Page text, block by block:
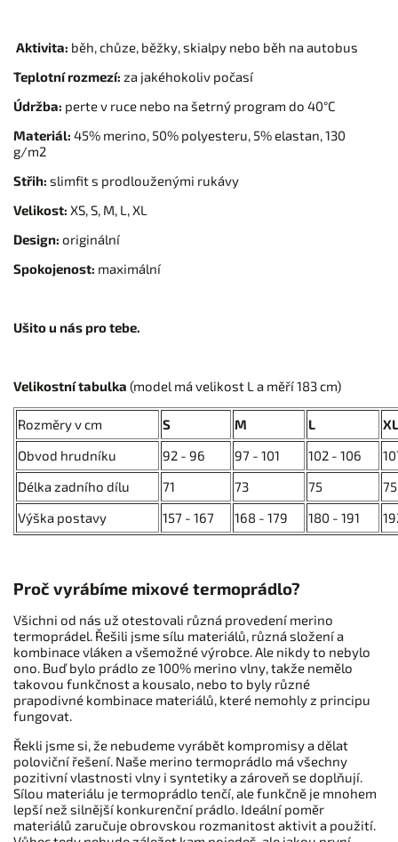
Aktivita: běh, chůze, běžky, skialpy nebo běh na autobus
Teplotní rozmezí: za jakéhokoliv počasí
Údržba: perte v ruce nebo na šetrný program do 40°C
Materiál: 45% merino, 50% polyesteru, 5% elastan, 130
g/m2
Střih: slimfit s prodlouženými rukávy
Velikost: XS, S, M, L, XL
Design: originální
Spokojenost: maximální
Ušito u nás pro tebe.
Velikostní tabulka (model má velikost L a měří 183 cm)
Rozměry v cm S M L
XL
Obvod hrudníku
92 - 96 97 - 101 102 - 106
Délka zadního dílu
71 73 75
75
Výška postavy
157 - 167 168 - 179 180 - 191
Proč vyrábíme mixové termoprádlo?
Všichni od nás už otestovali různá provedení merino
termoprádel. Řešili jsme sílu materiálů, různá složení a
kombinace vláken a všemožné výrobce. Ale nikdy to nebylo
ono. Buď bylo prádlo ze 100% merino vlny, takže nemělo
takovou funkčnost a kousalo, nebo to byly různé
prapodivné kombinace materiálů, které nemohly z principu
fungovat.
Řekli jsme si, že nebudeme vyrábět kompromisy a dělat
poloviční řešení. Naše merino termoprádlo má všechny
pozitivní vlastnosti vlny i syntetiky a zároveň se doplňují.
Sílou materiálu je termoprádlo tenčí, ale funkčně je mnohem
lepší než silnější konkurenční prádlo. Ideální poměr
materiálů zaručuje obrovskou rozmanitost aktivit a použití.